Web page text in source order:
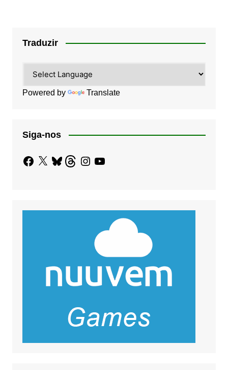
Traduzir
Powered by Translate
Siga-nos
Facebook
X BlueskyThreadsInstagram
YouTube